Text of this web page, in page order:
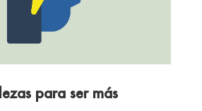
para ser más